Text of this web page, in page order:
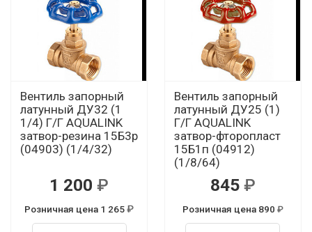
Вентиль запорный
латунный ДУ32 (1
1/4) Г/Г AQUALINK
затвор-резина 15Б3р
(04903) (1/4/32)
1 200
Розничная цена 1 265
Вентиль запорный
латунный ДУ25 (1)
Г/Г AQUALINK
затвор-фторопласт
15Б1п (04912)
(1/8/64)
845
Розничная цена 890